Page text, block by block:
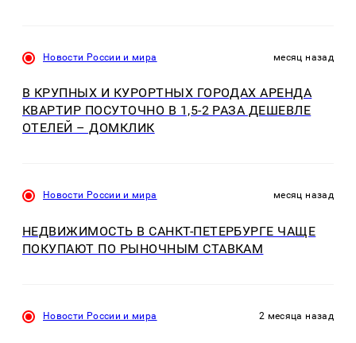
Новости России и мира месяц назад
В КРУПНЫХ И КУРОРТНЫХ ГОРОДАХ АРЕНДА
КВАРТИР ПОСУТОЧНО В 1,5-2 РАЗА ДЕШЕВЛЕ
ОТЕЛЕЙ – ДОМКЛИК
Новости России и мира месяц назад
НЕДВИЖИМОСТЬ В САНКТ-ПЕТЕРБУРГЕ ЧАЩЕ
ПОКУПАЮТ ПО РЫНОЧНЫМ СТАВКАМ
Новости России и мира 2 месяца назад